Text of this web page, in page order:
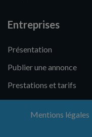
Entreprises
Présentation
Publier une annonce
Prestations et tarifs
Mentions légales